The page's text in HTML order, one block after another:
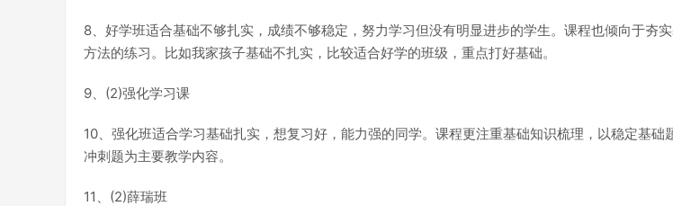
8、好学班适合基础不够扎实，成绩不够稳定，努力学习但没有明显进步的学生。课程也倾向于夯
方法的练习。比如我家孩子基础不扎实，比较适合好学的班级，重点打好基础。
9、(2)强化学习课
10、强化班适合学习基础扎实，想复习好，能力强的同学。课程更注重基础知识梳理，以稳定基础
冲刺题为主要教学内容。
11、(2)薛瑞班